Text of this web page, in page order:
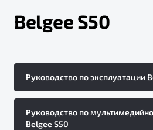
Belgee S50
Руководство по эксплуатации
Руководство по
Belgee S50